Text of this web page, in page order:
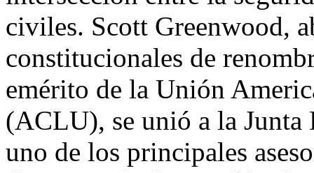
civiles. Scott Greenwood,
constitucionales de
emérito de la Unión
(ACLU), se unió a la Junta
uno de los principales